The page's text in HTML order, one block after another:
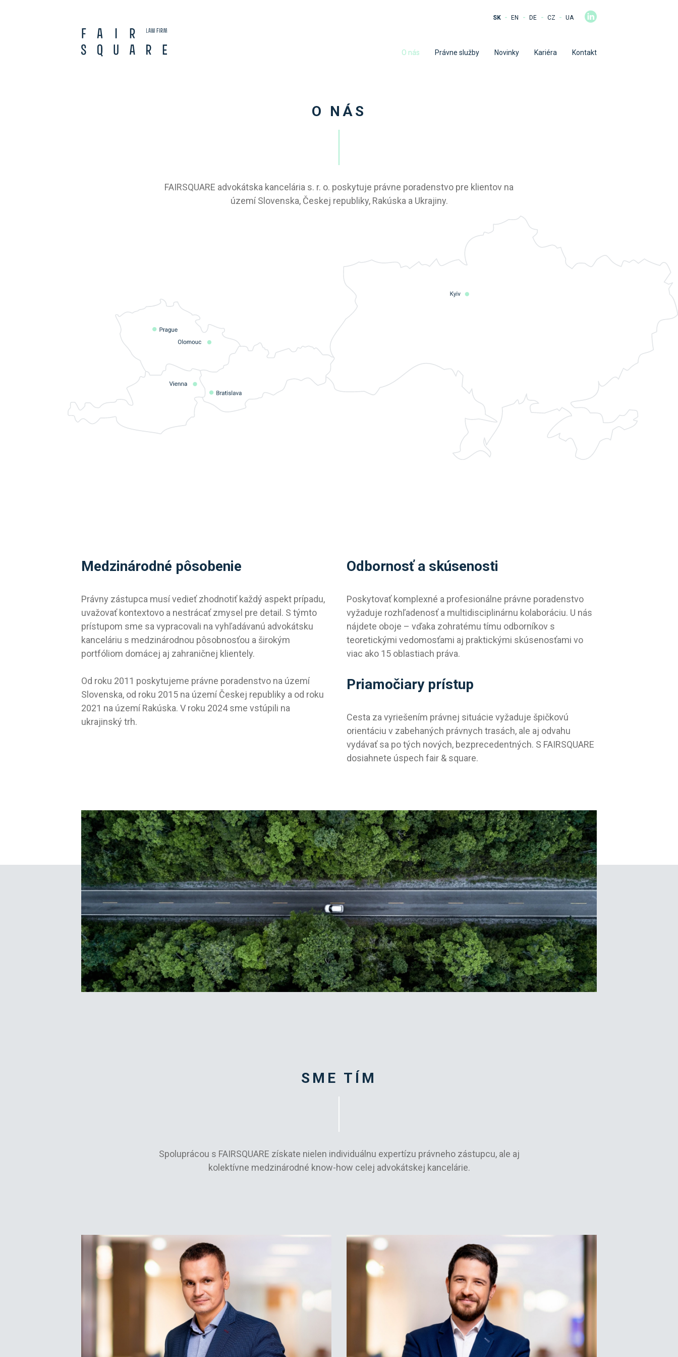
SK - EN - DE - CZ - UA
O nás Právne služby Novinky Kariéra Kontakt
O NÁS
FAIRSQUARE advokátska kancelária s. r. o. poskytuje právne poradenstvo pre klientov na
území Slovenska, Českej republiky, Rakúska a Ukrajiny.
Medzinárodné pôsobenie
Právny zástupca musí vedieť zhodnotiť každý aspekt prípadu,
uvažovať kontextovo a nestrácať zmysel pre detail. S týmto
prístupom sme sa vypracovali na vyhľadávanú advokátsku
kanceláriu s medzinárodnou pôsobnosťou a širokým
portfóliom domácej aj zahraničnej klientely.
Od roku 2011 poskytujeme právne poradenstvo na území
Slovenska, od roku 2015 na území Českej republiky a od roku
2021 na území Rakúska. V roku 2024 sme vstúpili na
ukrajinský trh.
Odbornosť a skúsenosti
Poskytovať komplexné a profesionálne právne poradenstvo
vyžaduje rozhľadenosť a multidisciplinárnu kolaboráciu. U nás
nájdete oboje – vďaka zohratému tímu odborníkov s
teoretickými vedomosťami aj praktickými skúsenosťami vo
viac ako 15 oblastiach práva.
Priamočiary prístup
Cesta za vyriešením právnej situácie vyžaduje špičkovú
orientáciu v zabehaných právnych trasách, ale aj odvahu
vydávať sa po tých nových, bezprecedentných. S FAIRSQUARE
dosiahnete úspech fair & square.
SME TÍM
Spoluprácou s FAIRSQUARE získate nielen individuálnu expertízu právneho zástupcu, ale aj
kolektívne medzinárodné know-how celej advokátskej kancelárie.